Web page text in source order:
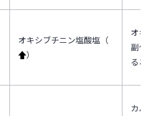
オキシブチニン塩酸塩（
↑）
オキ
副作
るお
カバ